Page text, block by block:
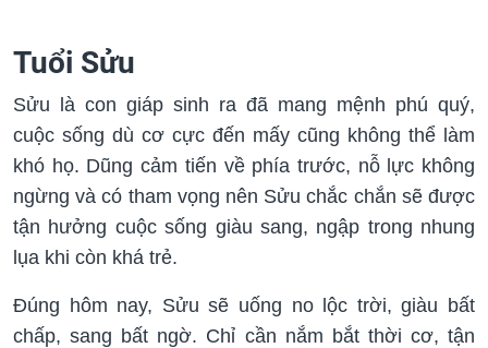
Tuổi Sửu
Sửu là con giáp sinh ra đã mang mệnh phú quý,
cuộc sống dù cơ cực đến mấy cũng không thể làm
khó họ. Dũng cảm tiến về phía trước, nỗ lực không
ngừng và có tham vọng nên Sửu chắc chắn sẽ được
tận hưởng cuộc sống giàu sang, ngập trong nhung
lụa khi còn khá trẻ.
Đúng hôm nay, Sửu sẽ uống no lộc trời, giàu bất
chấp, sang bất ngờ. Chỉ cần nắm bắt thời cơ, tận